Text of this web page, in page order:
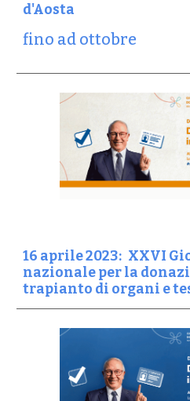
d'Aosta
fino ad ottobre
16 aprile 2023: XXVI
nazionale per la
trapianto di organi e